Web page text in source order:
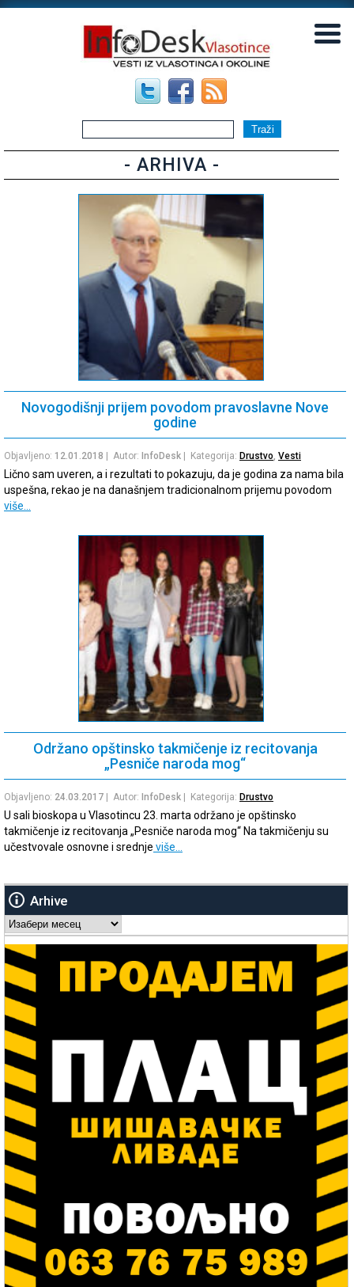
- ARHIVA -
Novogodišnji prijem povodom pravoslavne Nove
godine
Objavljeno: 12.01.2018 | Autor: InfoDesk | Kategorija: Drustvo, Vesti
Lično sam uveren, a i rezultati to pokazuju, da je godina za nama bila
uspešna, rekao je na današnjem tradicionalnom prijemu povodom
više…
Održano opštinsko takmičenje iz recitovanja
„Pesniče naroda mog“
Objavljeno: 24.03.2017 | Autor: InfoDesk | Kategorija: Drustvo
U sali bioskopa u Vlasotincu 23. marta održano je opštinsko
takmičenje iz recitovanja „Pesniče naroda mog“ Na takmičenju su
učestvovale osnovne i srednje više…
Arhive
Arhive